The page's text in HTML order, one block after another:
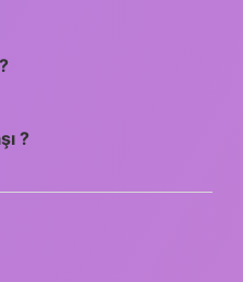
?